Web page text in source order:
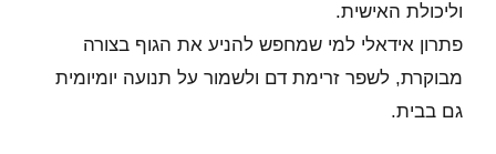
וליכולת האישית.
פתרון אידאלי למי שמחפש להניע את הגוף בצורה
מבוקרת, לשפר זרימת דם ולשמור על תנועה יומיומית
גם בבית.